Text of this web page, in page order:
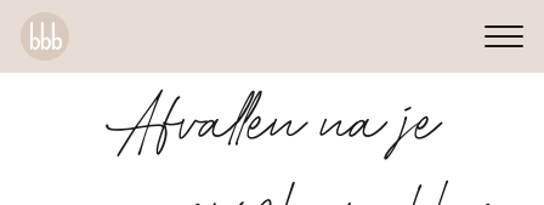
Afvallen na je